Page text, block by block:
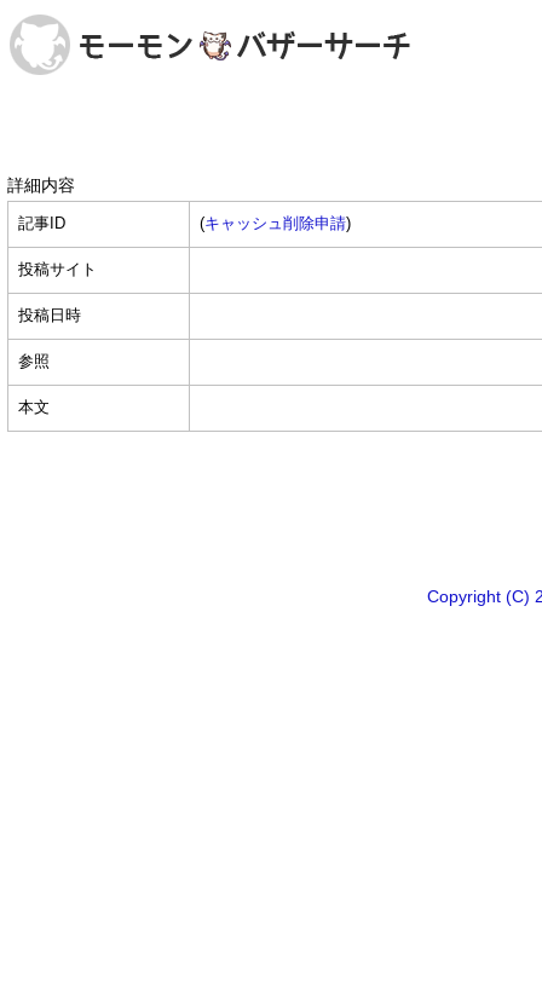
詳細内容
記事ID (キャッシュ削除申請)
投稿サイト
投稿日時
参照
本文
Copyright (C)